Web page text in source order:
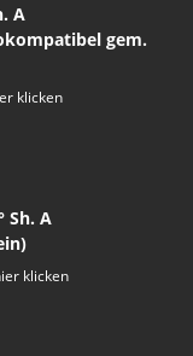
A
gem.
klicken
Sh. A
klicken